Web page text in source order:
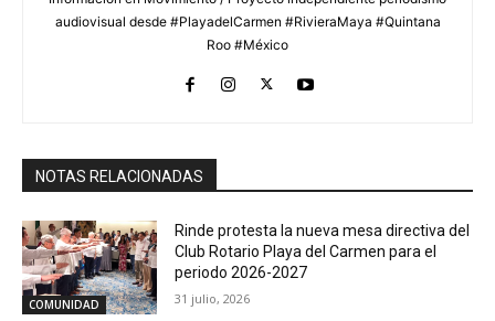
audiovisual desde #PlayadelCarmen #RivieraMaya #Quintana
Roo #México
NOTAS RELACIONADAS
COMUNIDAD
Rinde protesta la nueva mesa directiva del
Club Rotario Playa del Carmen para el
periodo 2026-2027
31 julio, 2026